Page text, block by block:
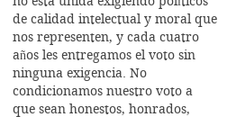
de calidad intelectual y moral que
nos representen, y cada cuatro
años les entregamos el voto sin
ninguna exigencia. No
condicionamos nuestro voto a
que sean honestos, honrados,